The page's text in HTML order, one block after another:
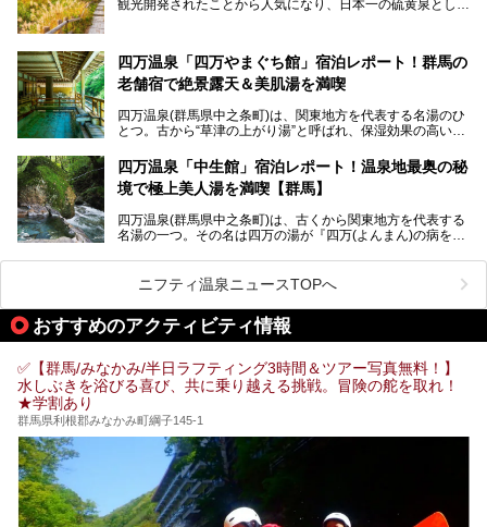
魅力に焦点を当て、温泉好き、サウナー、そして電車旅好き
観光開発されたことから人気になり、日本一の硫黄泉として
も多いかもしれません。
そこで筆者である私が実際に行ってみました！万座温泉の楽
しみ方や周辺の観光地を解説します。
また、日帰り入浴できる温泉から混浴可能な温泉まで、おす
すめの入浴施設もご紹介します！
四万温泉「四万やまぐち館」宿泊レポート！群馬の
老舗宿で絶景露天＆美肌湯を満喫
四万温泉(群馬県中之条町)は、関東地方を代表する名湯のひ
とつ。古から“草津の上がり湯”と呼ばれ、保湿効果の高い美
「四万やまぐち館」は、この地を代表する旅館の一つ。日帰
り入浴も可能ですが、やはり宿泊してじっくり楽しむのがベ
肌湯をはじめ、館内の魅力をたっぷりとご紹介します！
四万温泉「中生館」宿泊レポート！温泉地最奥の秘
境で極上美人湯を満喫【群馬】
四万温泉(群馬県中之条町)は、古くから関東地方を代表する
名湯の一つ。その名は四万の湯が『四万(よんまん)の病を癒
観光客で賑わう人気温泉地です。
「中生館」は四万温泉最奥に位置し、秘境感漂う老舗宿。泉
質の良さ(特に美人湯効果)に定評があり、知る人ぞ知る穴場
的存在です。今回は筆者自ら宿泊し、自慢の温泉をはじめ食
事・客室・共有スペースなど、宿の全貌を徹底紹介します。
ニフティ温泉ニュースTOPへ
おすすめのアクティビティ情報
✅【群馬/みなかみ/半日ラフティング3時間＆ツアー写真無料！】
水しぶきを浴びる喜び、共に乗り越える挑戦。冒険の舵を取れ！
★学割あり
群馬県利根郡みなかみ町綱子145-1